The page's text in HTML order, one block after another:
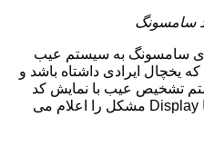
سامسونگ
سامسونگ به سیستم عیب
یخچال ایرادی داشتاه باشد و
تشخیص عیب با نمایش کد
خطای مربوطه بر روی نمایشگر یا Display مشکل را اعلام می